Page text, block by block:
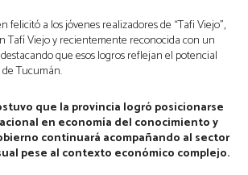
felicitó a los jóvenes realizadores de “Tafi Viejo”,
Tafí Viejo y recientemente reconocida con un
que esos logros reflejan el potencial
Tucumán.
que la provincia logró posicionarse
en economía del conocimiento y
continuará acompañando al sector
pese al contexto económico complejo.